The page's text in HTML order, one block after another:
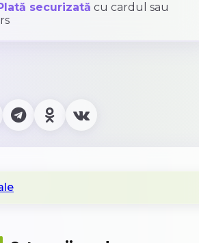
securizată cu cardul sau